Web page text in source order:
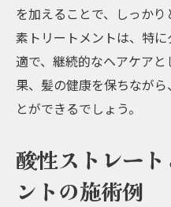
を加えることで、しっか
素トリートメントは、特
適で、継続的なヘアケア
果、髪の健康を保ちなが
とができるでしょう。
酸性ストレー
ントの施術例